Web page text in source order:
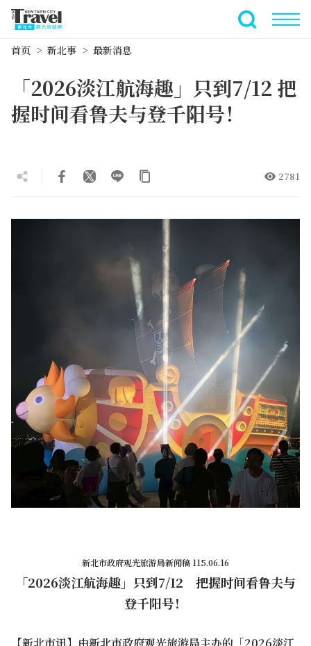
全文搜索
首页 新北事 最新消息
「2026淡江航海趣」只到7/12 把
握时间看鲁夫与登千阳号！
2781
新北市政府观光旅游局新闻稿 115.06.16
「2026淡江航海趣」只到7/12 把握时间看鲁夫与
登千阳号！